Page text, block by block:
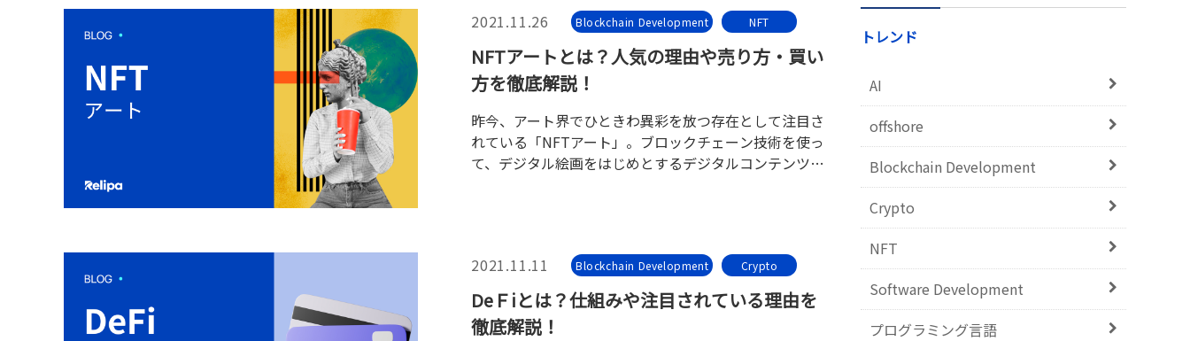
2021.11.26 Blockchain Development NFT
NFTアートとは？人気の理由や売り方・買い
方を徹底解説！
昨今、アート界でひときわ異彩を放つ存在として注目さ
れている「NFTアート」。ブロックチェーン技術を使っ
て、デジタル絵画をはじめとするデジタルコンテンツに
2021.11.11 Blockchain Development Crypto
DeＦiとは？仕組みや注目されている理由を
徹底解説！
トレンド
AI
offshore
Blockchain Development
Crypto
NFT
Software Development
プログラミング言語